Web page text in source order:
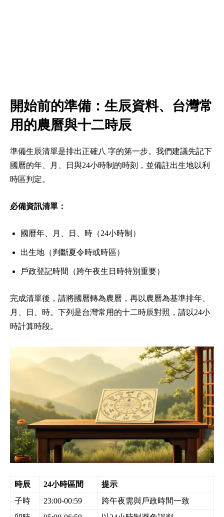
開始前的準備：生辰資料、台灣常
用的農曆與十二時辰
準備生辰清單是排出正確八 字的第一步。我們建議先記下
國曆的年、月、日與24小時制的時刻，並備註出生地以利
時區判定。
必備資訊清單：
國曆年、月、日、時（24小時制）
出生地（判斷夏令時或時區）
戶政登記時間（跨午夜生日時特別重要）
完成清單後，請將國曆轉為農曆，再以農曆為基準排年、
月、日、時。下列是台灣常用的十二時辰對照，請以24小
時計算時段。
時辰 24小時區間
提示
子時
23:00-00:59
跨午夜需與戶政時間一致